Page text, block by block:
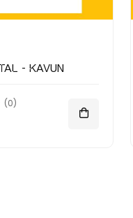
- Kavun
(0)